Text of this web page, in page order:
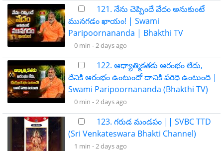
121. నేను చెప్పిందే వేదం అనుకుంటే
మునగడం ఖాయం! | Swami
Paripoornananda | Bhakthi TV
0 min -2 days ago
122. ఆధ్యాత్మికతకు ఆరంభం లేదు,
దేనికి ఆరంభం ఉంటుందో దానికి పరిధి ఉంటుంది |
Swami Paripoornananda (Bhakthi TV)
0 min -2 days ago
123. గరుడ మండపం || SVBC TTD
(Sri Venkateswara Bhakti Channel)
1 min -2 days ago